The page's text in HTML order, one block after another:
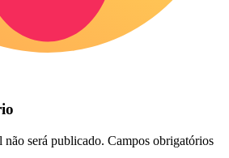
não será publicado. Campos obrigatórios